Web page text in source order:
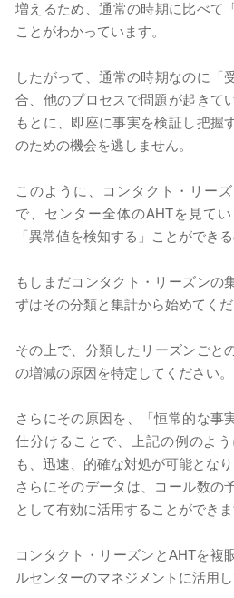
増えるため、通常の時期に比べて
ことがわかっています。
したがって、通常の時期なのに「
合、他のプロセスで問題が起きて
もとに、即座に事実を検証し把握
のための機会を逃しません。
このように、コンタクト・リー
で、センター全体のAHTを見て
「異常値を検知する」ことができる
もしまだコンタクト・リーズンの
ずはその分類と集計から始めてくだ
その上で、分類したリーズンごと
の増減の原因を特定してください。
さらにその原因を、「恒常的な事
仕分けることで、上記の例のよ
も、迅速、的確な対処が可能となり
さらにそのデータは、コール数の
として有効に活用することができま
コンタクト・リーズンとAHTを複
ルセンターのマネジメントに活用し